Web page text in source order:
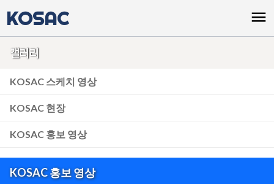
KOSAC menu
갤러리
KOSAC 스케치 영상
KOSAC 현장
KOSAC 홍보 영상
KOSAC 홍보 영상